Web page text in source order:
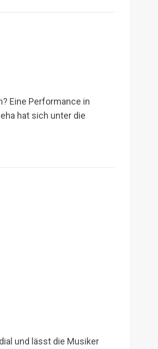
Eine Performance in
hat sich unter die
und lässt die Musiker